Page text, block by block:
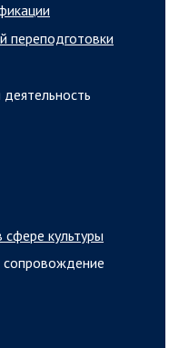
переподготовки
культуры